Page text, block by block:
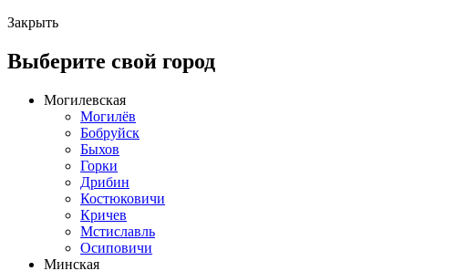
Закрыть
Выберите свой город
Могилевская
Могилёв
Бобруйск
Быхов
Горки
Дрибин
Костюковичи
Кричев
Мстиславль
Осиповичи
Минская